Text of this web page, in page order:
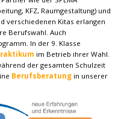
KFZ, Raumgestaltung) und
verschiedenen Kitas erlangen
Berufswahl. Auch
In der 9. Klasse
im Betrieb ihrer Wahl.
der gesamten Schulzeit
Berufsberatung in unserer